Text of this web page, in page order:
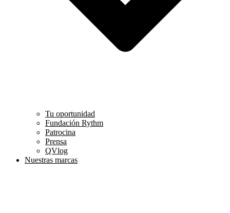
Tu oportunidad
Fundación Rythm
Patrocina
Prensa
QVlog
Nuestras marcas